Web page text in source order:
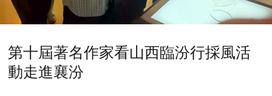
第十屆著名作家看山西臨汾行採風活
動走進襄汾